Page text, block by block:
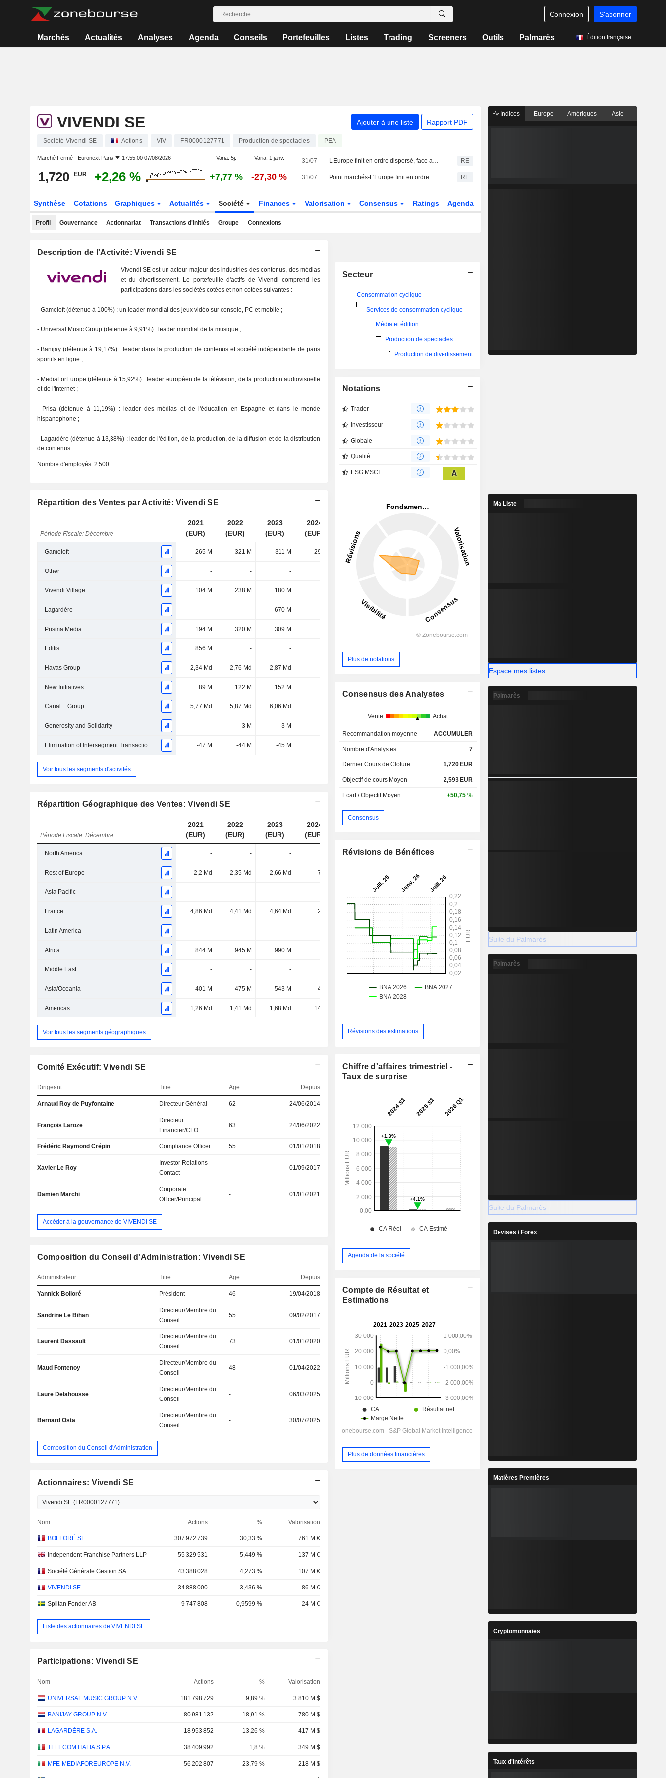
Connexion S'abonner
Marchés Actualités Analyses Agenda Conseils Portefeuilles Listes Trading Screeners Outils Palmarès Édition française
VIVENDI SE Ajouter à une liste Rapport PDF
Société Vivendi SE Actions VIV FR0000127771 Production de spectacles PEA
Marché Fermé - Euronext Paris 17:55:00 07/08/2026 Varia. 5j. Varia. 1 janv.
1,720 EUR +2,26 % +7,77 % -27,30 %
31/07 L'Europe finit en ordre dispersé, face aux craintes sur la politique monétaire RE
31/07 Point marchés-L'Europe finit en ordre dispersé, face aux craintes sur la politique monétaire RE
Synthèse Cotations Graphiques Actualités Société Finances Valorisation Consensus Ratings Agenda
Profil Gouvernance Actionnariat Transactions d'initiés Groupe Connexions
Description de l'Activité: Vivendi SE
Vivendi SE est un acteur majeur des industries des contenus, des médias
et du divertissement. Le portefeuille d'actifs de Vivendi comprend les
participations dans les sociétés cotées et non cotées suivantes :
- Gameloft (détenue à 100%) : un leader mondial des jeux vidéo sur console, PC et mobile ;
- Universal Music Group (détenue à 9,91%) : leader mondial de la musique ;
- Banijay (détenue à 19,17%) : leader dans la production de contenus et société indépendante de paris
sportifs en ligne ;
- MediaForEurope (détenue à 15,92%) : leader européen de la télévision, de la production audiovisuelle
et de l'Internet ;
- Prisa (détenue à 11,19%) : leader des médias et de l'éducation en Espagne et dans le monde
hispanophone ;
- Lagardère (détenue à 13,38%) : leader de l'édition, de la production, de la diffusion et de la distribution
de contenus.
Nombre d'employés: 2 500
Répartition des Ventes par Activité: Vivendi SE
Période Fiscale: Décembre
2021
(EUR)
2022
(EUR)
2023
(EUR)
2024
(EUR)
(EUR)
Gameloft 265 M 321 M 311 M 293 M 303 M
Other - - -
Vivendi Village 104 M 238 M 180 M
Lagardère - - 670 M -
Prisma Media 194 M 320 M 309 M
Editis 856 M - -
Havas Group 2,34 Md 2,76 Md 2,87 Md -
New Initiatives 89 M 122 M 152 M
Canal + Group 5,77 Md 5,87 Md 6,06 Md
Generosity and Solidarity - 3 M 3 M
Elimination of Intersegment Transactions -47 M -44 M -45 M -
Voir tous les segments d'activités
Répartition Géographique des Ventes: Vivendi SE
Période Fiscale: Décembre
2021
(EUR)
2022
(EUR)
2023
(EUR)
2024
(EUR)
2025
North America - - - 141 M
Rest of Europe 2,2 Md 2,35 Md 2,66 Md 72 M
Asia Pacific - - -
France 4,86 Md 4,41 Md 4,64 Md 26 M 26 M
Latin America - - - 12 M
Africa 844 M 945 M 990 M 10 M
Middle East - - -
Asia/Oceania 401 M 475 M 543 M 46 M -
Americas 1,26 Md 1,41 Md 1,68 Md 145 M
Voir tous les segments géographiques
Comité Exécutif: Vivendi SE
Dirigeant Titre Age Depuis
Arnaud Roy de Puyfontaine Directeur Général 62 24/06/2014
François Laroze
Directeur
Financier/CFO
63 24/06/2022
Frédéric Raymond Crépin Compliance Officer 55 01/01/2018
Xavier Le Roy
Investor Relations
Contact
- 01/09/2017
Damien Marchi
Corporate
Officer/Principal
- 01/01/2021
Accéder à la gouvernance de VIVENDI SE
Composition du Conseil d'Administration: Vivendi SE
Administrateur Titre Age Depuis
Yannick Bolloré Président 46 19/04/2018
Sandrine Le Bihan
Directeur/Membre du
Conseil
55 09/02/2017
Laurent Dassault
Directeur/Membre du
Conseil
73 01/01/2020
Maud Fontenoy
Directeur/Membre du
Conseil
48 01/04/2022
Laure Delahousse
Directeur/Membre du
Conseil
- 06/03/2025
Bernard Osta
Directeur/Membre du
Conseil
- 30/07/2025
Composition du Conseil d'Administration
Actionnaires: Vivendi SE
Nom Actions % Valorisation
BOLLORÉ SE 307 972 739 30,33 % 761 M €
Independent Franchise Partners LLP 55 329 531 5,449 % 137 M €
Société Générale Gestion SA 43 388 028 4,273 % 107 M €
VIVENDI SE 34 888 000 3,436 % 86 M €
Spiltan Fonder AB 9 747 808 0,9599 % 24 M €
Liste des actionnaires de VIVENDI SE
Participations: Vivendi SE
Nom Actions % Valorisation
UNIVERSAL MUSIC GROUP N.V. 181 798 729 9,89 % 3 810 M $
BANIJAY GROUP N.V. 80 981 132 18,91 % 780 M $
LAGARDÈRE S.A. 18 953 852 13,26 % 417 M $
TELECOM ITALIA S.P.A. 38 409 992 1,8 % 349 M $
MFE-MEDIAFOREUROPE N.V. 56 202 807 23,79 % 218 M $
Secteur
Consommation cyclique
Services de consommation cyclique
Média et édition
Production de spectacles
Production de divertissement
Notations
Trader
Investisseur
Globale
Qualité
ESG MSCI A
Plus de notations
Consensus des Analystes
Vente Achat
Recommandation moyenne ACCUMULER
Nombre d'Analystes 7
Dernier Cours de Cloture 1,720 EUR
Objectif de cours Moyen 2,593 EUR
Ecart / Objectif Moyen +50,75 %
Consensus
Révisions de Bénéfices
Révisions des estimations
Chiffre d'affaires trimestriel -
Taux de surprise
Agenda de la société
Compte de Résultat et
Estimations
Plus de données financières
Indices Europe Amériques Asie
Ma Liste
Espace mes listes
Palmarès
Suite du Palmarès
Palmarès
Suite du Palmarès
Devises / Forex
Matières Premières
Cryptomonnaies
Taux d'Intérêts